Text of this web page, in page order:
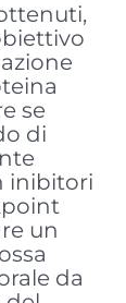
se
di
inibitori
un
da